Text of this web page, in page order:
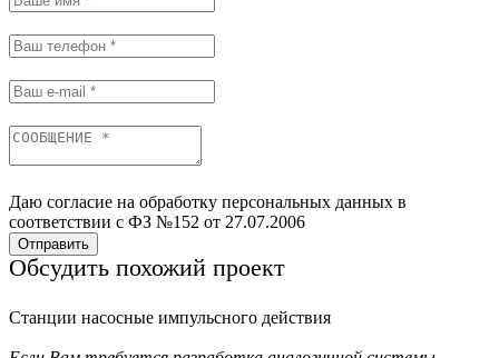
Даю согласие на обработку персональных данных в
соответствии с ФЗ №152 от 27.07.2006
Отправить
Обсудить похожий проект
Станции насосные импульсного действия